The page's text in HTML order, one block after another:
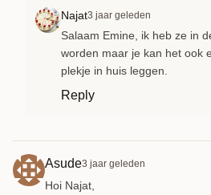
Najat3 jaar geleden
Salaam Emine, ik heb ze in
worden maar je kan het ook
plekje in huis leggen.
Reply
Asude3 jaar geleden
Hoi Najat,